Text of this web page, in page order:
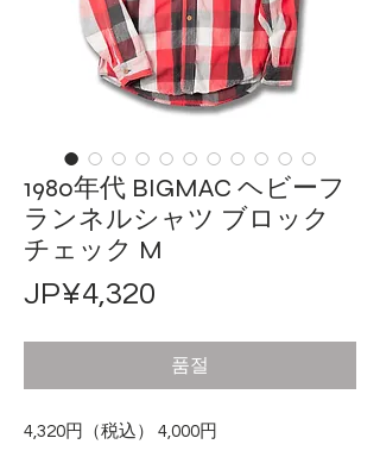
1980年代 BIGMAC ヘビーフ
ランネルシャツ ブロック
チェック M
JP¥4,320
품절
4,320円（税込） 4,000円